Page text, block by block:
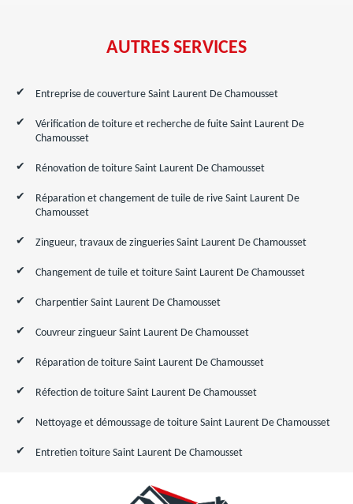
AUTRES SERVICES
Entreprise de couverture Saint Laurent De Chamousset
Vérification de toiture et recherche de fuite Saint Laurent De
Chamousset
Rénovation de toiture Saint Laurent De Chamousset
Réparation et changement de tuile de rive Saint Laurent De
Chamousset
Zingueur, travaux de zingueries Saint Laurent De Chamousset
Changement de tuile et toiture Saint Laurent De Chamousset
Charpentier Saint Laurent De Chamousset
Couvreur zingueur Saint Laurent De Chamousset
Réparation de toiture Saint Laurent De Chamousset
Réfection de toiture Saint Laurent De Chamousset
Nettoyage et démoussage de toiture Saint Laurent De Chamousset
Entretien toiture Saint Laurent De Chamousset